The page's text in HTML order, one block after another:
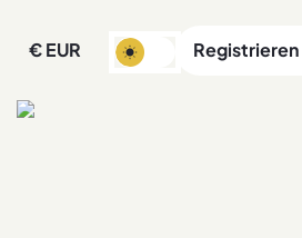
€ EUR Registrieren